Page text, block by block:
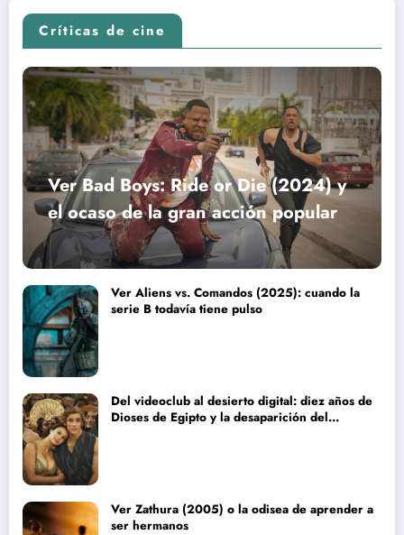
Críticas de cine
Ver Bad Boys: Ride or Die (2024) y
el ocaso de la gran acción popular
Ver Aliens vs. Comandos (2025): cuando la
serie B todavía tiene pulso
Del videoclub al desierto digital: diez años de
Dioses de Egipto y la desaparición del
Ver Zathura (2005) o la odisea de aprender a
ser hermanos